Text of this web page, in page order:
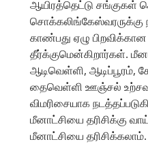
ஆயிரத்தெட்டு சங்குகள்
காண்பது ஏழு
தீர்க்குமென்கிறார்கள்.
ஆடிவெள்ளி, ஆடிப்பூரம்,
தைவெள்ளி ஊஞ்சல்
விமரிசையாக
மீனாட்சியை தரிசிக்கு
மீனாட்சியை தரிசிக்கலாம்.